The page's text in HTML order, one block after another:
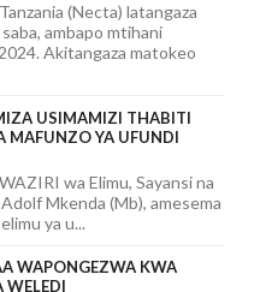
(Necta) latangaza
ambapo mtihani
Akitangaza matokeo
USIMAMIZI THABITI
MAFUNZO YA UFUNDI
wa Elimu, Sayansi na
Mkenda (Mb), amesema
ya u...
WAPONGEZWA KWA
WELEDI